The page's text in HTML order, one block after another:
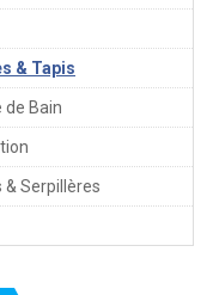
& Tapis
de Bain
& Serpillères